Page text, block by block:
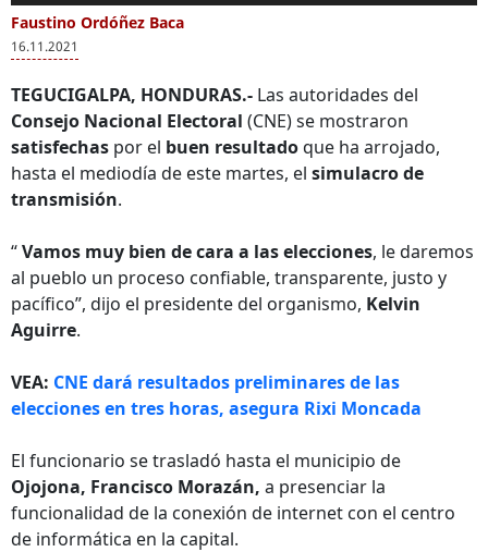
of
1
minute,
seconds
Más Videos
CNE realiza
simulacro del
Sistema TREP
Tres empresas
presentan
CNE
Faustino Ordóñez Baca
16.11.2021
TEGUCIGALPA, HONDURAS.- Las autoridades del
Consejo Nacional Electoral (CNE) se mostraron
satisfechas por el buen resultadoque ha arrojado,
hasta el mediodía de este martes, el simulacro de
transmisión.
“Vamos muy bien de cara a las elecciones, le daremos
al pueblo un proceso confiable, transparente, justo y
pacífico”, dijo el presidente del organismo, Kelvin
Aguirre.
VEA: CNE dará resultados preliminares de las
elecciones en tres horas, asegura Rixi Moncada
El funcionario se trasladó hasta el municipio de
Ojojona, Francisco Morazán, a presenciar la
funcionalidad de la conexión de internet con el centro
de informática en la capital.